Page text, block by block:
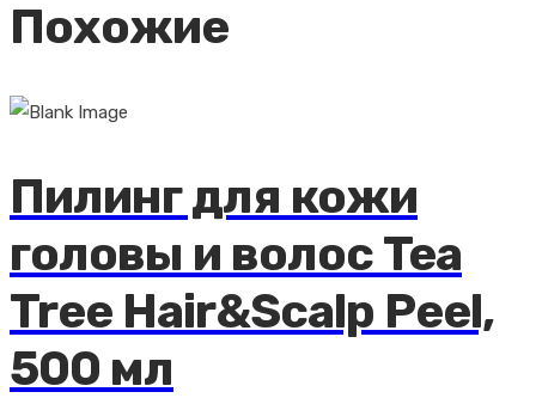
Похожие
Пилинг для кожи
головы и волос Tea
Tree Hair&Scalp Peel,
500 мл